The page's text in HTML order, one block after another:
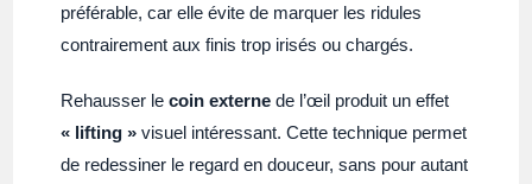
préférable, car elle évite de marquer les ridules
contrairement aux finis trop irisés ou chargés.
Rehausser lecoin externe de l’œil produit un effet
« lifting » visuel intéressant. Cette technique permet
de redessiner le regard en douceur, sans pour autant